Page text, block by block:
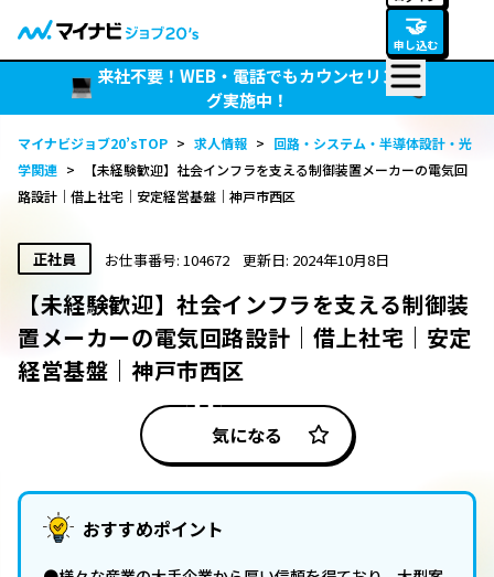
🤝
申し込む
来社不要！WEB・電話でもカウンセリン
グ実施中！
マイナビジョブ20’sTOP > 求人情報 > 回路・システム・半導体設計・光
学関連 >
【未経験歓迎】社会インフラを支える制御装置メーカーの電気回
路設計｜借上社宅｜安定経営基盤｜神戸市西区
正社員 お仕事番号: 104672 更新日: 2024年10月8日
【未経験歓迎】社会インフラを支える制御装
置メーカーの電気回路設計｜借上社宅｜安定
経営基盤｜神戸市西区
気になる
おすすめポイント